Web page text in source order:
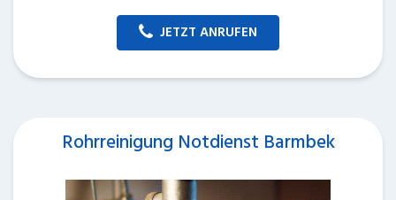
JETZT ANRUFEN
Rohrreinigung Notdienst Barmbek